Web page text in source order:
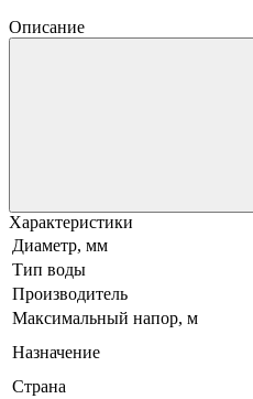
Описание
Характеристики
Диаметр, мм
Тип воды
Производитель
Максимальный напор, м
Назначение
Страна